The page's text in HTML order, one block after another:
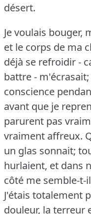
désert.
Je voulais bouger,
et le corps de ma
déjà se refroidir -
battre -
conscience
avant que je
parurent pas
vraiment affreux.
un glas sonnait;
hurlaient, et dans
côté me semble-t-
J'étais totalement
douleur, la terreur